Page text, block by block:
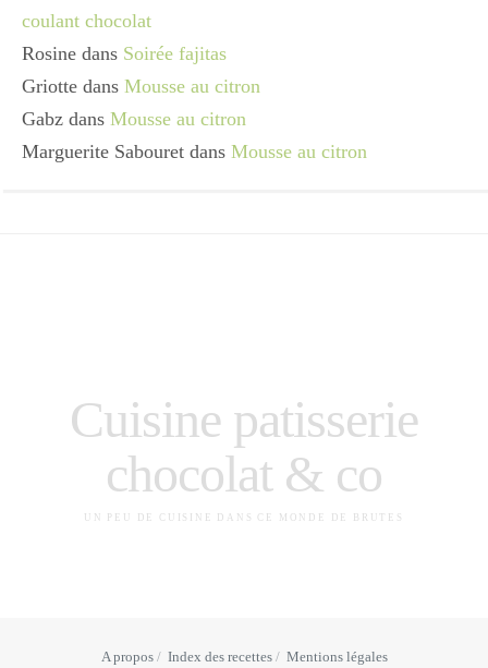
coulant chocolat
Rosine dans Soirée fajitas
Griotte dans Mousse au citron
Gabz dans Mousse au citron
Marguerite Sabouret dans Mousse au citron
Cuisine patisserie
chocolat & co
UN PEU DE CUISINE DANS CE MONDE DE BRUTES
A propos Index des recettes Mentions légales